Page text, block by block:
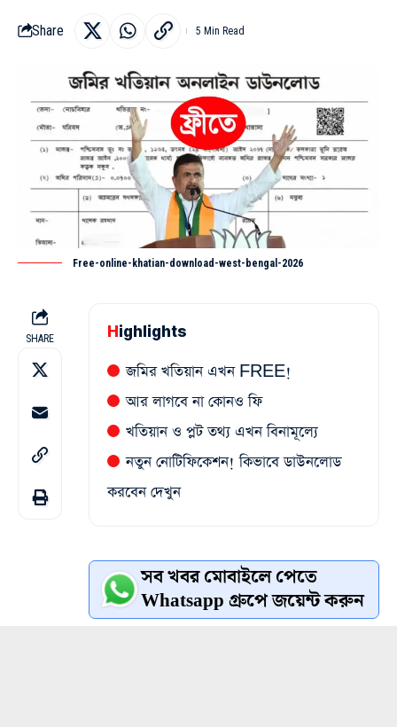
Share 5 Min Read
Free-online-khatian-download-west-bengal-2026
SHARE Highlights
জমির খতিয়ান এখন FREE!
আর লাগবে না কোনও ফি
খতিয়ান ও প্লট তথ্য এখন বিনামূল্যে
নতুন নোটিফিকেশন! কিভাবে ডাউনলোড
করবেন দেখুন
সব খবর মোবাইলে পেতে
Whatsapp গ্রুপে জয়েন্ট করুন